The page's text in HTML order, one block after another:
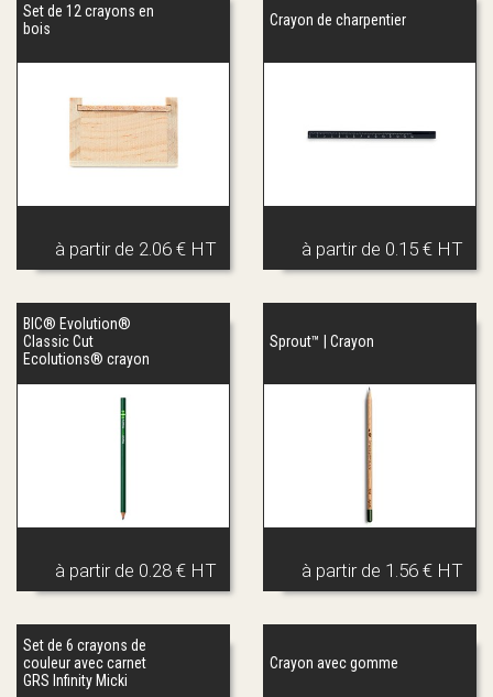
Set de 12 crayons en
bois
à partir de 2.06 € HT
Crayon de charpentier
à partir de 0.15 € HT
BIC® Evolution®
Classic Cut
Ecolutions® crayon
à partir de 0.28 € HT
Sprout™ | Crayon
à partir de 1.56 € HT
Set de 6 crayons de
couleur avec carnet
GRS Infinity Micki
Crayon avec gomme